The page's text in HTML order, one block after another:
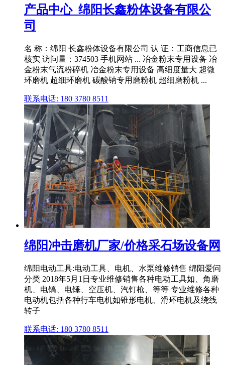
产品中心_绵阳长鑫粉体设备有限公
司
名 称：绵阳 长鑫粉体设备有限公司 认 证：工商信息已
核实 访问量：374503 手机网站 ... 冶金粉末专用设备 冶
金粉末气流粉碎机 冶金粉末专用设备 高细度量大 超微
环磨机 超细环磨机 碳酸钠专用磨粉机 超细磨粉机 ...
联系电话: 180 3780 8511
绵阳冲击磨机厂家/价格采石场设备网
绵阳电动工具:电动工具、电机、水泵维修销售 绵阳爱问
分类 2018年5月1日专业维修销售各种电动工具如、角磨
机、电镐、电锤、空压机、汽钉枪、等等 专业维修各种
电动机包括各种行车电机如锥形电机、滑环电机及绕线
转子
联系电话: 180 3780 8511